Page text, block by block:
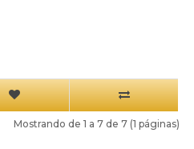
Mostrando de 1 a 7 de 7 (1 páginas)